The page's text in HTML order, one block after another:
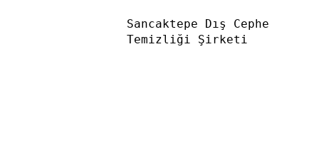
Sancaktepe Dış Cephe
Temizliği Şirketi